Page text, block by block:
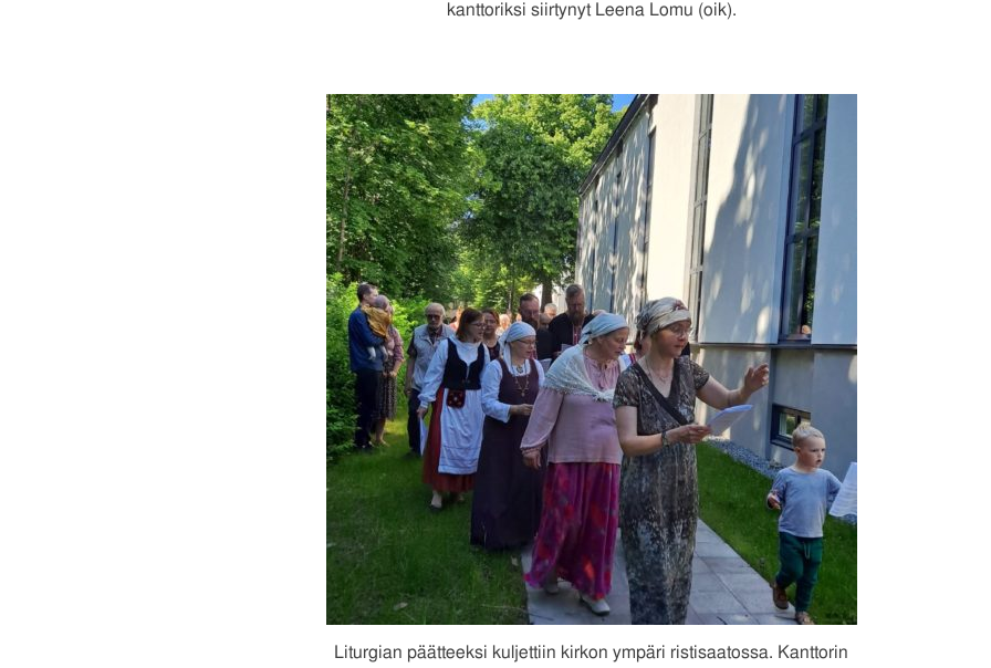
kanttoriksi siirtynyt Leena Lomu (oik).
Liturgian päätteeksi kuljettiin kirkon ympäri ristisaatossa. Kanttorin